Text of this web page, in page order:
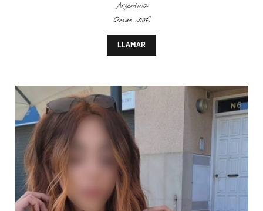
Argentina
Desde 200€
LLAMAR